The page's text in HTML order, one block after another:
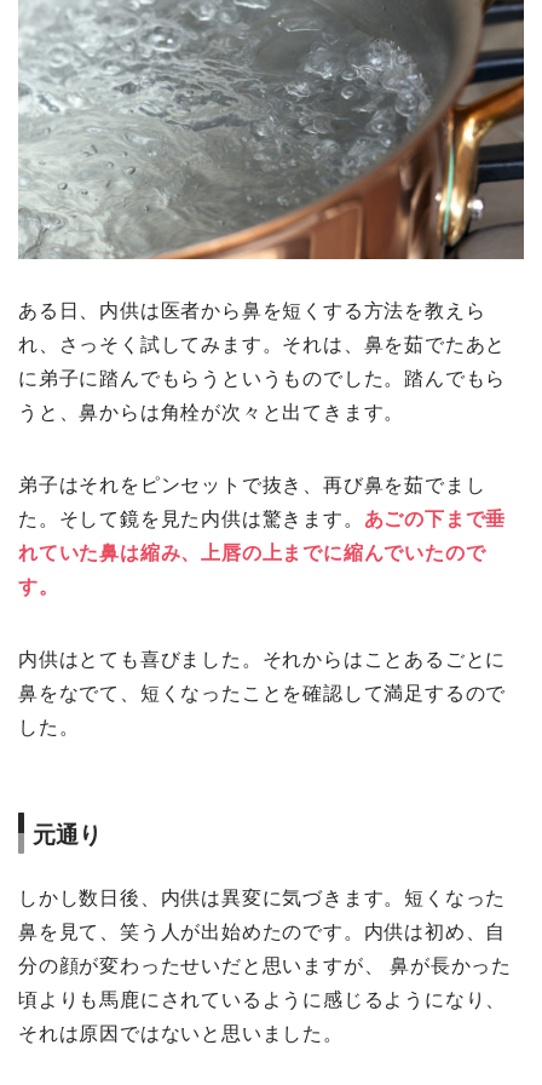
ある日、内供は医者から鼻を短くする方法を教えら
れ、さっそく試してみます。それは、鼻を茹でたあと
に弟子に踏んでもらうというものでした。踏んでもら
うと、鼻からは角栓が次々と出てきます。
弟子はそれをピンセットで抜き、再び鼻を茹でまし
た。そして鏡を見た内供は驚きます。 あごの下まで垂
れていた鼻は縮み、上唇の上までに縮んでいたので
す。
内供はとても喜びました。それからはことあるごとに
鼻をなでて、短くなったことを確認して満足するので
した。
元通り
しかし数日後、内供は異変に気づきます。短くなった
鼻を見て、笑う人が出始めたのです。内供は初め、自
分の顔が変わったせいだと思いますが、 鼻が長かった
頃よりも馬鹿にされているように感じるようになり、
それは原因ではないと思いました。